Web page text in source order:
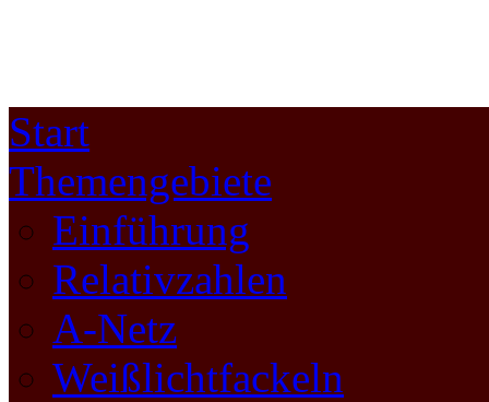
Start
Themengebiete
Einführung
Relativzahlen
A-Netz
Weißlichtfackeln